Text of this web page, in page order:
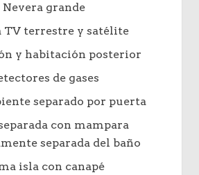
Nevera grande
TV terrestre y satélite
y habitación posterior
de gases
separado por puerta
con mampara
separada del baño
isla con canapé